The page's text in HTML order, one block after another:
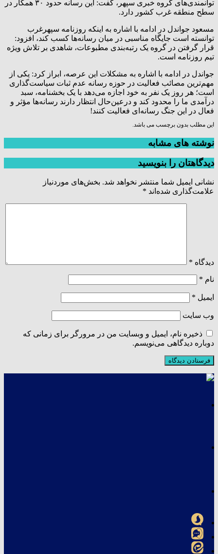
توانمندی‌های گروه خبری سپهر، گفت: این رسانه حدود ۳۰ همکار در
سطح منطقه غرب کشور دارد.
مسعود جواندل در ادامه با اشاره به اینکه روزنامه سپهرغرب
توانسته است جایگاه مناسبی در میان رسانه‌ها کسب کند، افزود:
قرار گرفتن در گروه یک رتبه‌بندی مطبوعات، شاهدی بر تلاش ویژه
تیم روزنامه است.
جواندل در ادامه با اشاره به مشکلات این عرصه، ابراز کرد: یکی از
مهم‌ترین مصائب فعالیت در حوزه رسانه عدم ثبات سیاست‌گذاری
است؛ هر روز یک نفر به خود اجازه می‌دهد با یک بخشنامه، سبد
درآمدی ما را محدود کند و درعین‌حال انتظار دارند رسانه‌ها مؤثر و
فعال در این جنگ رسانه‌ای فعالیت کنند!
این مطلب بدون برچسب می باشد.
نوشته های مشابه
دیدگاهتان را بنویسید
نشانی ایمیل شما منتشر نخواهد شد. بخش‌های موردنیاز
علامت‌گذاری شده‌اند *
دیدگاه *
نام *
ایمیل *
وب‌ سایت
ذخیره نام، ایمیل و وبسایت من در مرورگر برای زمانی که
دوباره دیدگاهی می‌نویسم.